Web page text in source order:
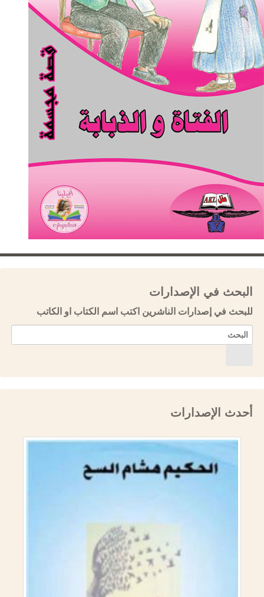
البحث في الإصدارات
للبحث في إصدارات الناشرين اكتب اسم الكتاب او الكاتب
أحدث الإصدارات